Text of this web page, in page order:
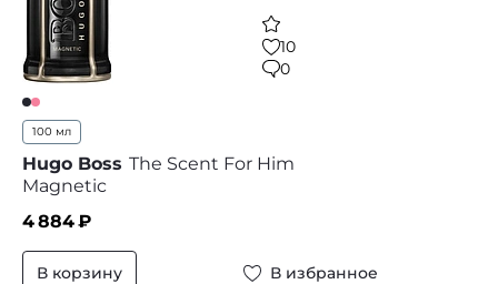
10
0
100 мл
Hugo Boss The Scent For Him
Magnetic
4 884₽
В корзину В избранное